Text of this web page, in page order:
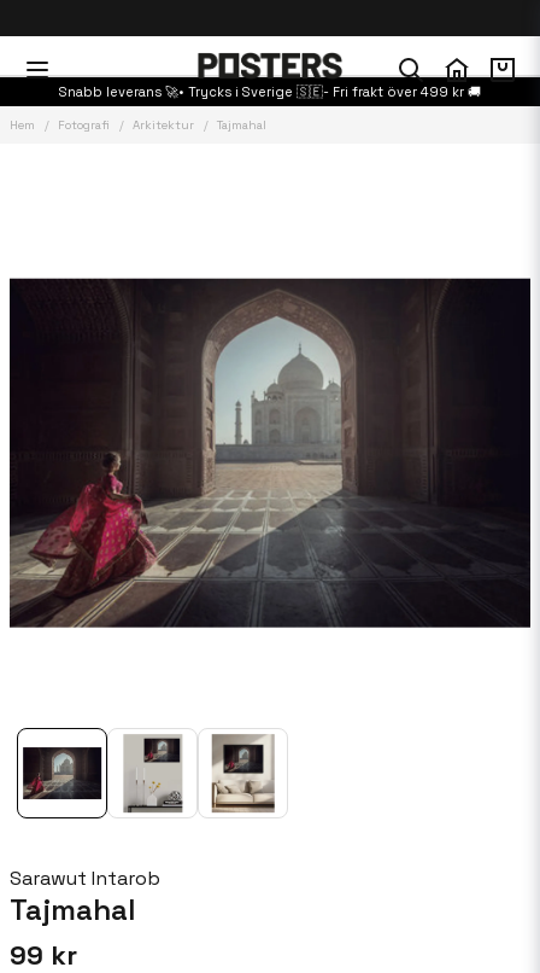
Snabb leverans 🚀• Trycks i Sverige 🇸🇪- Fri frakt över 499 kr 🚚
Hem Fotografi Arkitektur Tajmahal
Sarawut Intarob
Tajmahal
99 kr